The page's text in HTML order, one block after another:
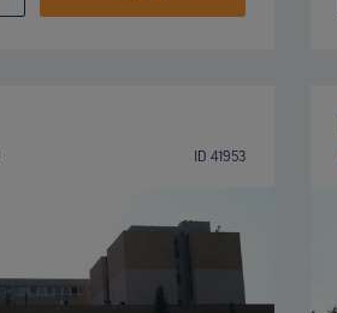
ID 41953